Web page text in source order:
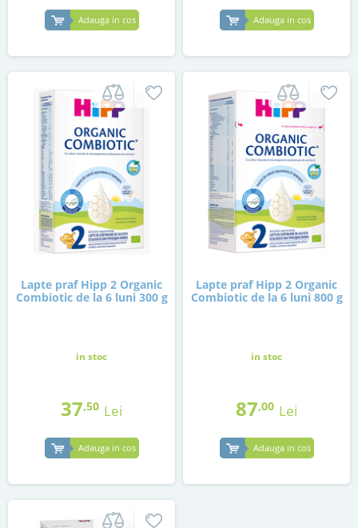
Adauga in cos Adauga in cos
Lapte praf Hipp 2 Organic
Combiotic de la 6 luni 300 g
in stoc
37,50 Lei
Adauga in cos
Lapte praf Hipp 2 Organic
Combiotic de la 6 luni 800 g
in stoc
87,00 Lei
Adauga in cos